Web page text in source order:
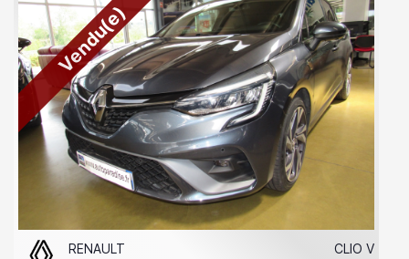
Vendu(e)
RENAULT CLIO V